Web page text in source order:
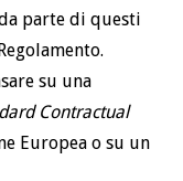
parte di questi
su una
Contractual
Europea o su un